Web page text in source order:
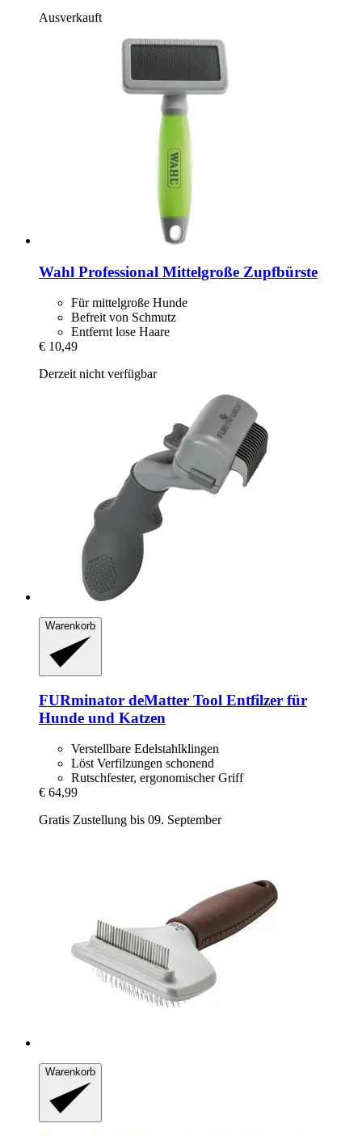
Ausverkauft
Wahl Professional Mittelgroße Zupfbürste
Für mittelgroße Hunde
Befreit von Schmutz
Entfernt lose Haare
€ 10,49
Derzeit nicht verfügbar
Warenkorb
FURminator deMatter Tool Entfilzer für
Hunde und Katzen
Verstellbare Edelstahlklingen
Löst Verfilzungen schonend
Rutschfester, ergonomischer Griff
€ 64,99
Gratis Zustellung bis 09. September
Warenkorb